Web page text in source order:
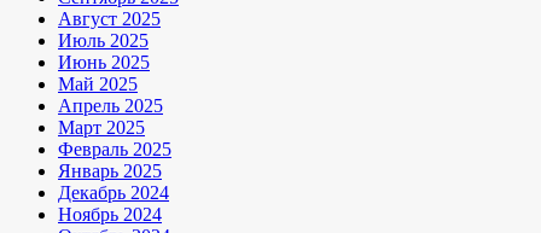
Август 2025
Июль 2025
Июнь 2025
Май 2025
Апрель 2025
Март 2025
Февраль 2025
Январь 2025
Декабрь 2024
Ноябрь 2024